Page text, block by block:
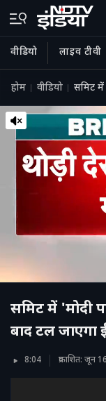
वीडियो लाइव टीवी
होम वीडियो समिट में
समिट में 'मोदी
बाद टल जाएगा
8:04 प्रकाशित: जून